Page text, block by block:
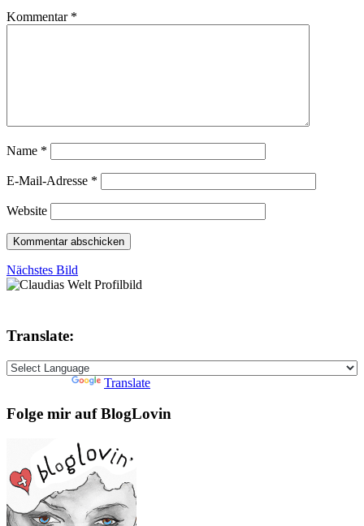
Kommentar *
Name *
E-Mail-Adresse *
Website
Nächstes Bild
Translate:
Translate
Folge mir auf BlogLovin